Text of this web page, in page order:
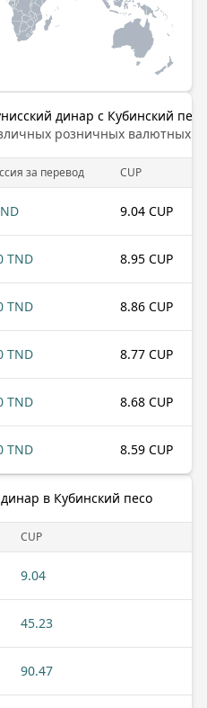
динар с Кубинский песо
розничных валютных
за перевод CUP
9.04 CUP
TND 8.95 CUP
TND 8.86 CUP
TND 8.77 CUP
TND 8.68 CUP
TND 8.59 CUP
в Кубинский песо
CUP
9.04
45.23
90.47